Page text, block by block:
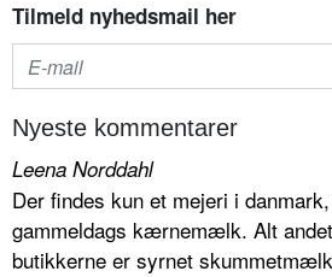
Tilmeld nyhedsmail her
Nyeste kommentarer
Leena Norddahl
Der findes kun et mejeri i
gammeldags kærnemælk. Alt
butikkerne er syrnet